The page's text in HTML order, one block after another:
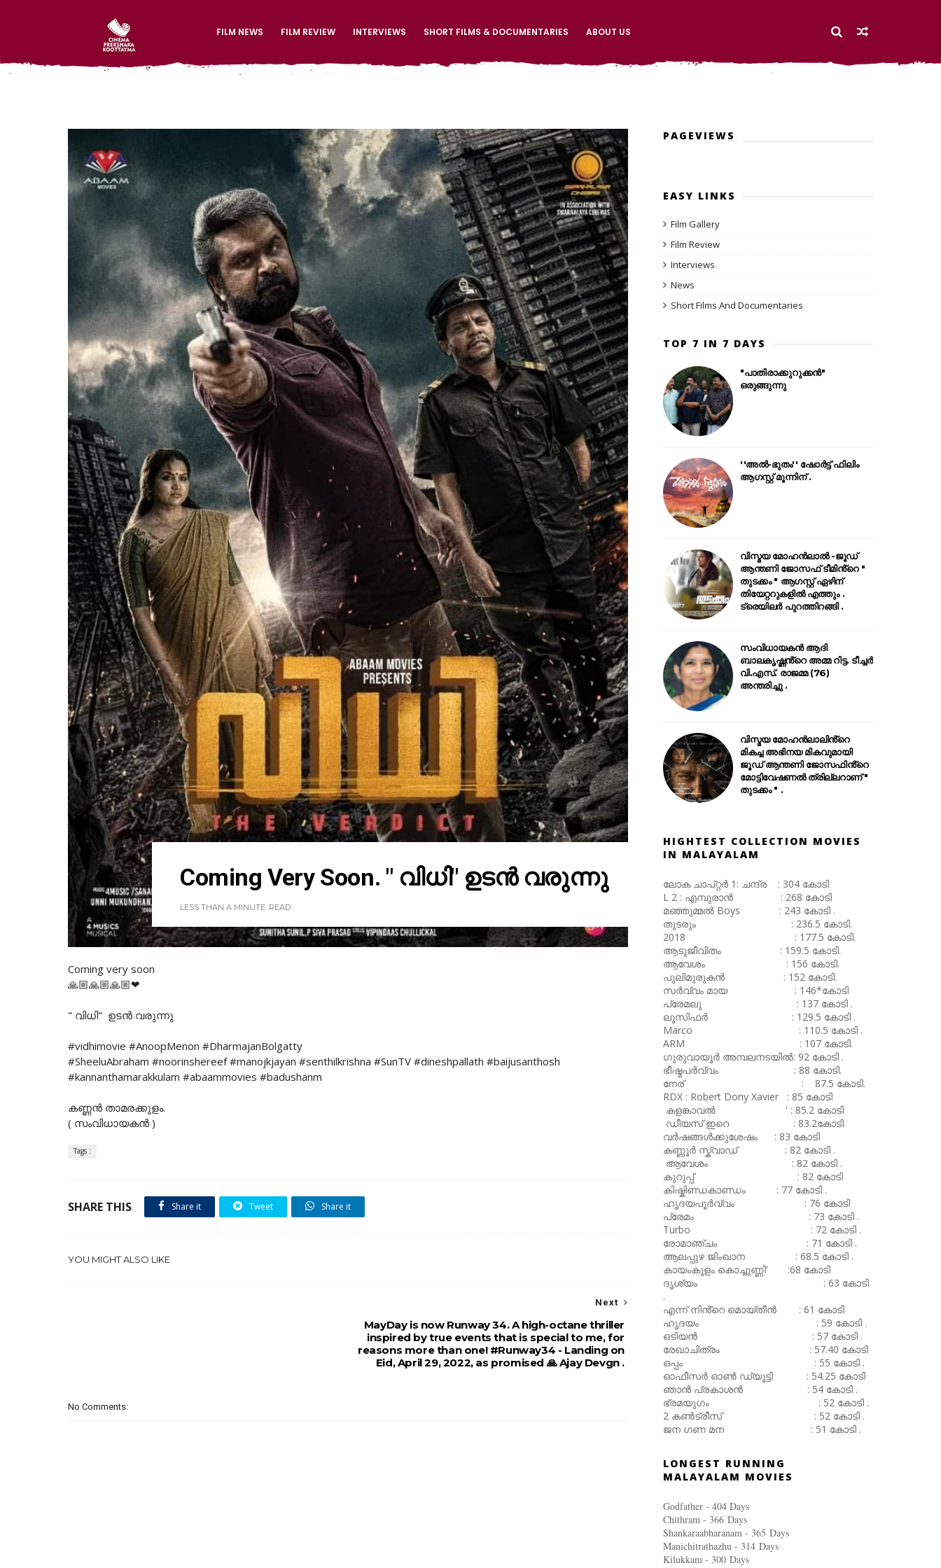
FILM NEWS FILM REVIEW INTERVIEWS SHORT FILMS & DOCUMENTARIES ABOUT US
Coming Very Soon. " വിധി" ഉടൻ വരുന്നു
LESS THAN A MINUTE READ
Coming very soon
🙏🏼🙏🏼🙏🏼❤
" വിധി" ഉടൻ വരുന്നു
#vidhimovie #AnoopMenon #DharmajanBolgatty
#SheeluAbraham #noorinshereef #manojkjayan #senthilkrishna #SunTV #dineshpallath #baijusanthosh
#kannanthamarakkulam #abaammovies #badushanm
കണ്ണൻ താമരക്കുളം.
( സംവിധായകൻ )
Tags :
SHARE THIS Share it Tweet Share it
YOU MIGHT ALSO LIKE
Next
MayDay is now Runway 34. A high-octane thriller
inspired by true events that is special to me, for
reasons more than one! #Runway34 - Landing on
Eid, April 29, 2022, as promised 🙏 Ajay Devgn .
No Comments:
PAGEVIEWS
EASY LINKS
Film Gallery
Film Review
Interviews
News
Short Films And Documentaries
TOP 7 IN 7 DAYS
"പാതിരാക്കുറുക്കൻ"
ഒരുങ്ങുന്നു
''അൽ-ഭുതം'' ഷോർട്ട് ഫിലിം
ആഗസ്റ്റ് മൂന്നിന് .
വിസ്മയ മോഹൻലാൽ -ജൂഡ്
ആന്തണി ജോസഫ് ടീമിൻ്റെ "
തുടക്കം " ആഗസ്റ്റ് ഏഴിന്
തിയേറ്ററുകളിൽ എത്തും .
ട്രെയിലർ പുറത്തിറങ്ങി .
സംവിധായകൻ ആദി
ബാലകൃഷ്ണൻ്റെ അമ്മ റിട്ട. ടീച്ചർ
വി.എസ്. രാജമ്മ (76)
അന്തരിച്ചു .
വിസ്മയ മോഹൻലാലിൻ്റെ
മികച്ച അഭിനയ മികവുമായി
ജൂഡ് ആന്തണി ജോസഫിൻ്റെ
മോട്ടിവേഷണൽ ത്രില്ലറാണ് "
തുടക്കം " .
HIGHTEST COLLECTION MOVIES
IN MALAYALAM
ലോക ചാപ്റ്റർ 1: ചന്ദ്ര : 304 കോടി
L 2 : എമ്പുരാൻ : 268 കോടി
മഞ്ഞുമ്മൽ Boys : 243 കോടി .
തുടരും : 236.5 കോടി.
2018 : 177.5 കോടി.
ആടുജീവിതം : 159.5 കോടി.
ആവേശം : 156 കോടി.
പുലിമുരുകൻ : 152 കോടി.
സർവ്വം മായ : 146*കോടി
പ്രേമലു : 137 കോടി .
ലൂസിഫർ : 129.5 കോടി .
Marco : 110.5 കോടി .
ARM : 107 കോടി.
ഗുരുവായൂർ അമ്പലനടയിൽ: 92 കോടി .
ഭീഷ്മപർവ്വം : 88 കോടി.
നേര് : 87.5 കോടി.
RDX : Robert Dony Xavier : 85 കോടി
കളങ്കാവൽ ' : 85.2 കോടി
ഡീയസ് ഇറെ : 83.2കോടി
വർഷങ്ങൾക്കുശേഷം : 83 കോടി
കണ്ണൂർ സ്ക്വാഡ് : 82 കോടി .
ആവേശം : 82 കോടി .
കുറുപ്പ് : 82 കോടി
കിഷ്കിണ്ഡകാണ്ഡം : 77 കോടി .
ഹൃദയപൂർവ്വം : 76 കോടി
പ്രേമം : 73 കോടി .
Turbo : 72 കോടി .
രോമാഞ്ചം : 71 കോടി .
ആലപ്പുഴ ജിംഖാന : 68.5 കോടി .
കായംകുളം കൊച്ചുണ്ണി' :68 കോടി
ദൃശ്യം : 63 കോടി
.
എന്ന് നിൻ്റെ മൊയ്തീൻ : 61 കോടി
ഹൃദയം : 59 കോടി .
ഒടിയൻ : 57 കോടി .
രേഖാചിത്രം : 57.40 കോടി
ഒപ്പം : 55 കോടി .
ഓഫീസർ ഓൺ ഡ്യൂട്ടി : 54.25 കോടി
ഞാൻ പ്രകാശൻ : 54 കോടി .
ഭ്രമയുഗം : 52 കോടി .
2 കൺട്രീസ് : 52 കോടി .
ജന ഗണ മന : 51 കോടി .
LONGEST RUNNING
MALAYALAM MOVIES
Godfather - 404 Days
Chithram - 366 Days
Shankaraabharanam - 365 Days
Manichitrathazhu - 314 Days
Kilukkam - 300 Days